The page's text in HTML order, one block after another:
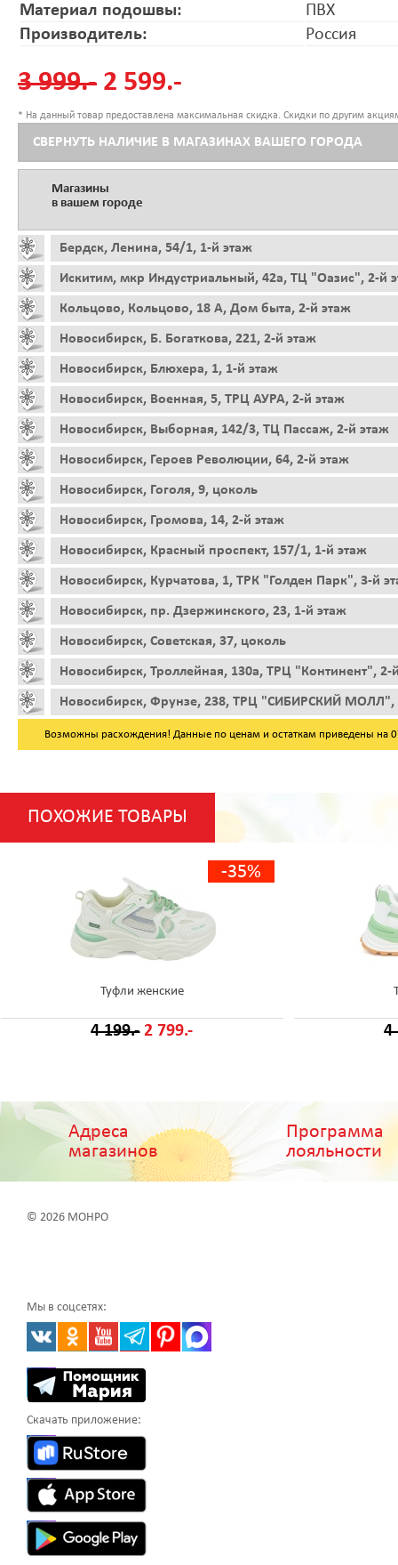
Материал подошвы:
ПВХ
Производитель:
Россия
3 999.- 2 599.-
* На данный товар предоставлена максимальная скидка. Скидки по другим
СВЕРНУТЬ НАЛИЧИЕ В МАГАЗИНАХ ВАШЕГО ГОРОДА
Магазины
в вашем городе
Бердск, Ленина, 54/1, 1-й этаж
Искитим, мкр Индустриальный, 42а, ТЦ "Оазис", 2-й
Кольцово, Кольцово, 18 А, Дом быта, 2-й этаж
Новосибирск, Б. Богаткова, 221, 2-й этаж
Новосибирск, Блюхера, 1, 1-й этаж
Новосибирск, Военная, 5, ТРЦ АУРА, 2-й этаж
Новосибирск, Выборная, 142/3, ТЦ Пассаж, 2-й этаж
Новосибирск, Героев Революции, 64, 2-й этаж
Новосибирск, Гоголя, 9, цоколь
Новосибирск, Громова, 14, 2-й этаж
Новосибирск, Красный проспект, 157/1, 1-й этаж
Новосибирск, Курчатова, 1, ТРК "Голден Парк", 3-й
Новосибирск, пр. Дзержинского, 23, 1-й этаж
Новосибирск, Советская, 37, цоколь
Новосибирск, Троллейная, 130а, ТРЦ "Континент", 2-
Новосибирск, Фрунзе, 238, ТРЦ "СИБИРСКИЙ МОЛЛ",
Возможны расхождения! Данные по ценам и остаткам приведены на
ПОХОЖИЕ ТОВАРЫ
-35%
Туфли женские
4 199.- 2 799.- 4
Адреса
магазинов
Программа
лояльности
© 2026 МОНРО
Мы в соцсетях:
Скачать приложение: